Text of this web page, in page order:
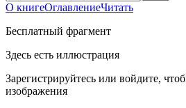
О книгеОглавлениеЧитать
Бесплатный фрагмент
Здесь есть иллюстрация
Зарегистрируйтесь или войдите,
изображения